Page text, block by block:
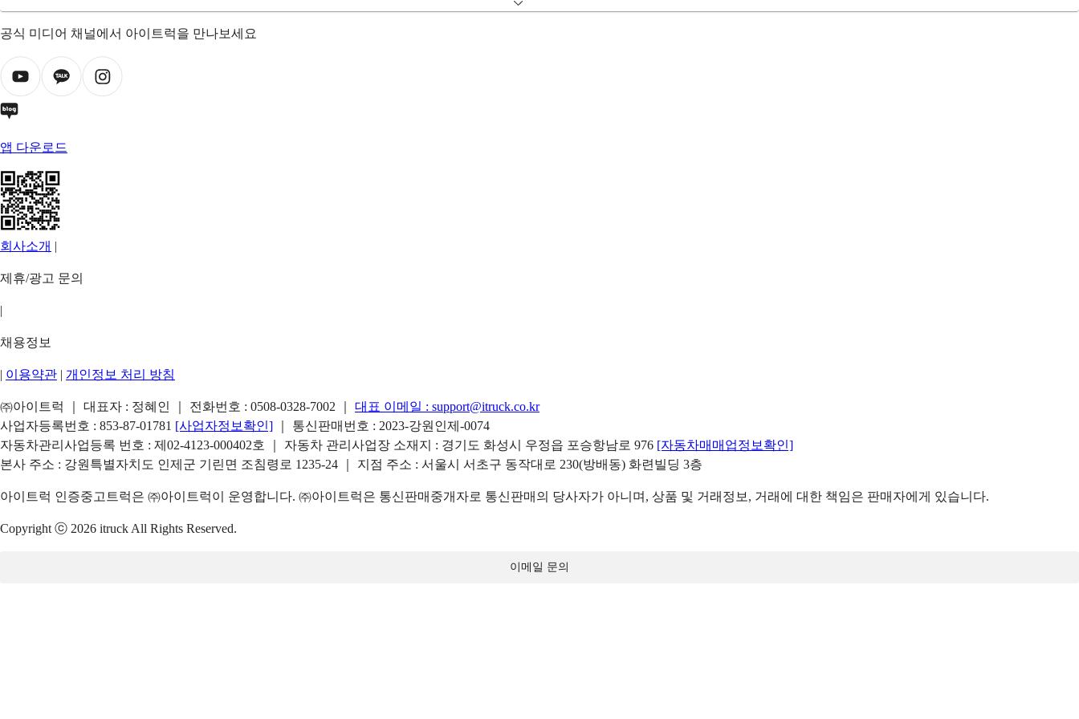
공식 미디어 채널에서 아이트럭을 만나보세요
앱 다운로드
회사소개 |
제휴/광고 문의
|
채용정보
| 이용약관 | 개인정보 처리 방침
㈜아이트럭 ｜ 대표자 : 정혜인 ｜ 전화번호 : 0508-0328-7002 대표 이메일 : support@itruck.co.kr
사업자등록번호 : 853-87-01781 [사업자정보확인]
｜ 통신판매번호 : 2023-강원인제-0074
자동차관리사업등록 번호 : 제02-4123-000402호 ｜ 자동차 관리사업장 소재지 : 경기도 화성시 우정읍 포승항남로 976 [자동차매매업정보확인]
본사 주소 : 강원특별자치도 인제군 기린면 조침령로 1235-24 ｜ 지점 주소 : 서울시 서초구 동작대로 230(방배동) 화련빌딩 3층
아이트럭 인증중고트럭은 ㈜아이트럭이 운영합니다. ㈜아이트럭은 통신판매중개자로 통신판매의 당사자가 아니며, 상품 및 거래정보, 거래에 대한 책임은 판매자에게 있습니다.
Copyright ⓒ 2026 itruck All Rights Reserved.
이메일 문의